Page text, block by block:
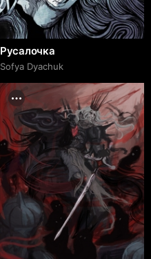
Русалочка
Sofya Dyachuk